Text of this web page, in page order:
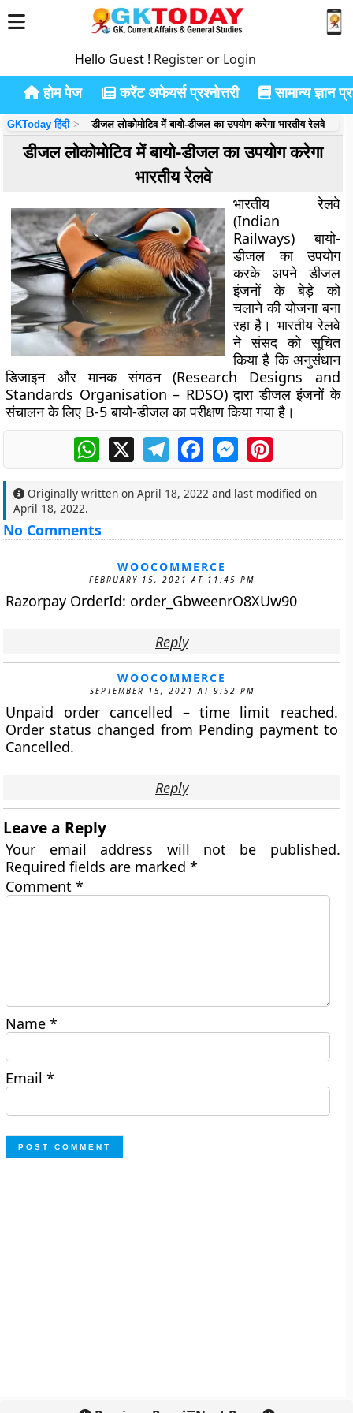
Hello Guest ! Register or Login
होम पेज करेंट अफेयर्स प्रश्नोत्तरी सामान्य ज्ञान
GKToday हिंदी डीजल लोकोमोटिव में बायो-डीजल का उपयोग करेगा भारतीय रेलवे
डीजल लोकोमोटिव में बायो-डीजल का उपयोग करेगा
भारतीय रेलवे
भारतीय रेलवे
(Indian
Railways) बायो-
डीजल का उपयोग
करके अपने डीजल
इंजनों के बेड़े को
चलाने की योजना बना
रहा है। भारतीय रेलवे
ने संसद को सूचित
किया है कि अनुसंधान
डिजाइन और मानक संगठन (Research Designs and
Standards Organisation – RDSO) द्वारा डीजल इंजनों के
संचालन के लिए B-5 बायो-डीजल का परीक्षण किया गया है।
WhatsApp
X TelegramFacebookMessengerPinterest
Originally written onApril 18, 2022 and last modified on
April 18, 2022.
No Comments
WOOCOMMERCE
FEBRUARY 15, 2021 AT 11:45 PM
Razorpay OrderId: order_GbweenrO8XUw90
Reply
WOOCOMMERCE
SEPTEMBER 15, 2021 AT 9:52 PM
Unpaid order cancelled – time limit reached.
Order status changed from Pending payment to
Cancelled.
Reply
Leave a Reply
Your email address will not be published.
Required fields are marked*
Comment*
Name*
Email*